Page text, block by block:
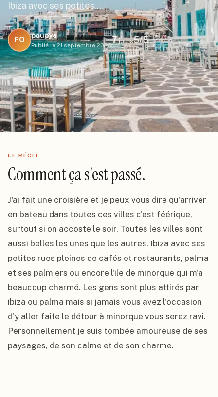
Ibiza avec ses petites…
PO
poupya
Publié le 21 septembre 2023
7jours5/5
LE RÉCIT
Comment ça s'est passé.
J'ai fait une croisière et je peux vous dire qu'arriver
en bateau dans toutes ces villes c'est féérique,
surtout si on accoste le soir. Toutes les villes sont
aussi belles les unes que les autres. Ibiza avec ses
petites rues pleines de cafés et restaurants, palma
et ses palmiers ou encore l'ile de minorque qui m'a
beaucoup charmé. Les gens sont plus attirés par
ibiza ou palma mais si jamais vous avez l'occasion
d'y aller faite le détour à minorque vous serez ravi.
Personnellement je suis tombée amoureuse de ses
paysages, de son calme et de son charme.